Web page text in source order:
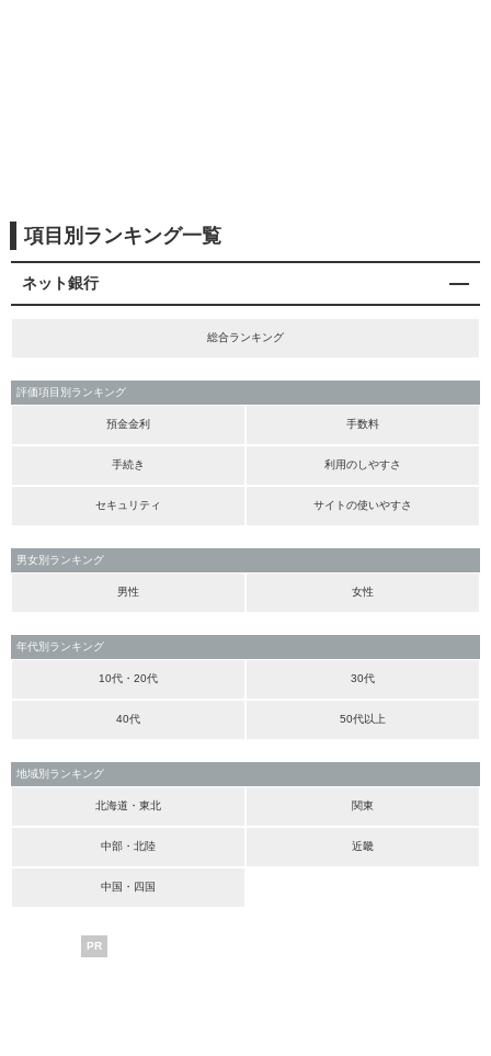
項目別ランキング一覧
ネット銀行
総合ランキング
評価項目別ランキング
預金金利 手数料
手続き 利用のしやすさ
セキュリティ サイトの使いやすさ
男女別ランキング
男性 女性
年代別ランキング
10代・20代 30代
40代 50代以上
地域別ランキング
北海道・東北 関東
中部・北陸 近畿
中国・四国
PR